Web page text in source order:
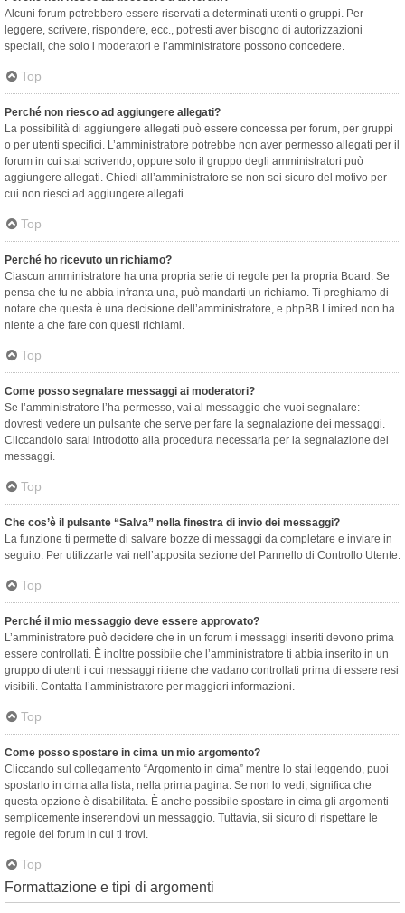
Alcuni forum potrebbero essere riservati a determinati utenti o gruppi. Per
leggere, scrivere, rispondere, ecc., potresti aver bisogno di autorizzazioni
speciali, che solo i moderatori e l’amministratore possono concedere.
Top
Perché non riesco ad aggiungere allegati?
La possibilità di aggiungere allegati può essere concessa per forum, per gruppi
o per utenti specifici. L’amministratore potrebbe non aver permesso allegati per il
forum in cui stai scrivendo, oppure solo il gruppo degli amministratori può
aggiungere allegati. Chiedi all’amministratore se non sei sicuro del motivo per
cui non riesci ad aggiungere allegati.
Top
Perché ho ricevuto un richiamo?
Ciascun amministratore ha una propria serie di regole per la propria Board. Se
pensa che tu ne abbia infranta una, può mandarti un richiamo. Ti preghiamo di
notare che questa è una decisione dell’amministratore, e phpBB Limited non ha
niente a che fare con questi richiami.
Top
Come posso segnalare messaggi ai moderatori?
Se l’amministratore l’ha permesso, vai al messaggio che vuoi segnalare:
dovresti vedere un pulsante che serve per fare la segnalazione dei messaggi.
Cliccandolo sarai introdotto alla procedura necessaria per la segnalazione dei
messaggi.
Top
Che cos’è il pulsante “Salva” nella finestra di invio dei messaggi?
La funzione ti permette di salvare bozze di messaggi da completare e inviare in
seguito. Per utilizzarle vai nell’apposita sezione del Pannello di Controllo Utente.
Top
Perché il mio messaggio deve essere approvato?
L’amministratore può decidere che in un forum i messaggi inseriti devono prima
essere controllati. È inoltre possibile che l’amministratore ti abbia inserito in un
gruppo di utenti i cui messaggi ritiene che vadano controllati prima di essere resi
visibili. Contatta l’amministratore per maggiori informazioni.
Top
Come posso spostare in cima un mio argomento?
Cliccando sul collegamento “Argomento in cima” mentre lo stai leggendo, puoi
spostarlo in cima alla lista, nella prima pagina. Se non lo vedi, significa che
questa opzione è disabilitata. È anche possibile spostare in cima gli argomenti
semplicemente inserendovi un messaggio. Tuttavia, sii sicuro di rispettare le
regole del forum in cui ti trovi.
Top
Formattazione e tipi di argomenti